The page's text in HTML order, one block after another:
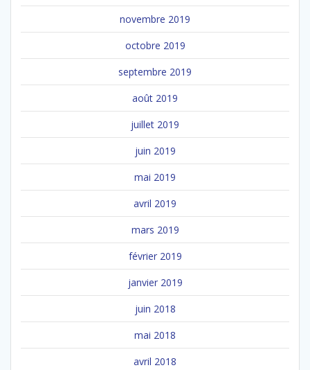
novembre 2019
octobre 2019
septembre 2019
août 2019
juillet 2019
juin 2019
mai 2019
avril 2019
mars 2019
février 2019
janvier 2019
juin 2018
mai 2018
avril 2018